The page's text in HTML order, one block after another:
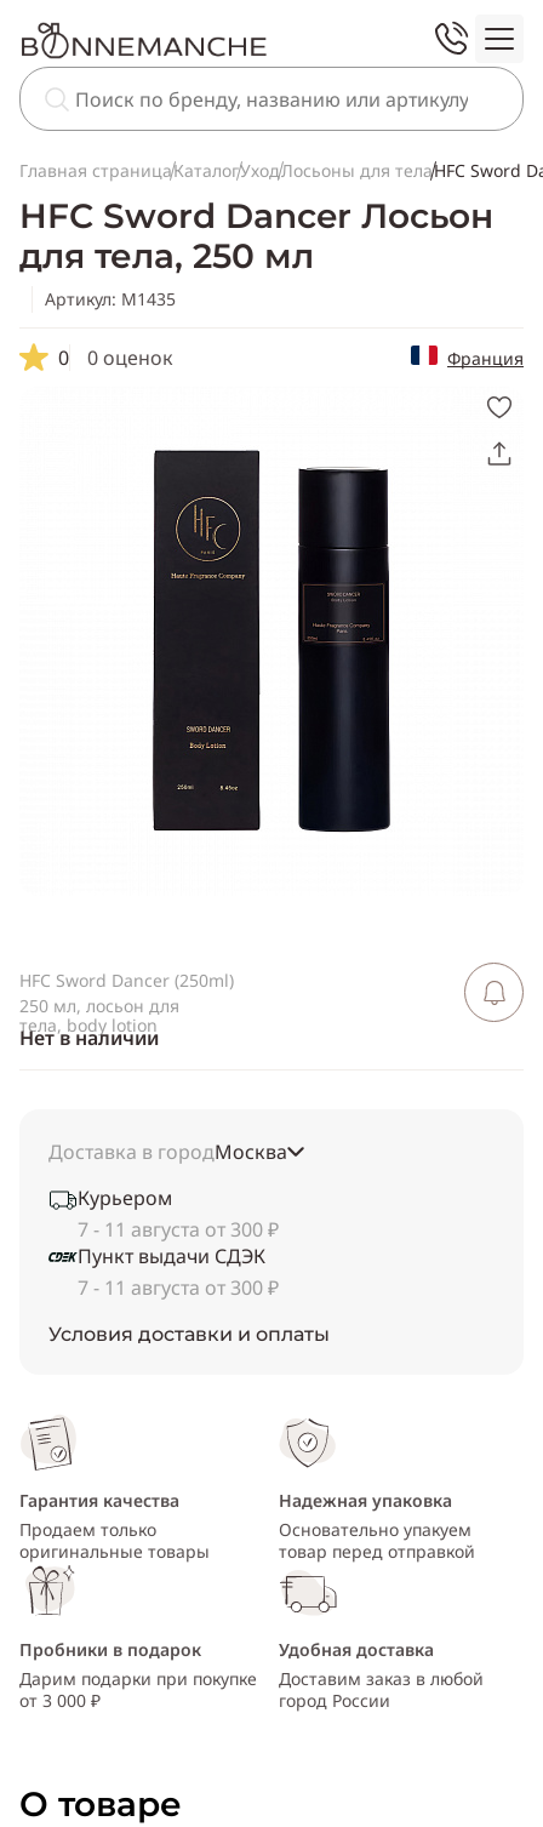
Главная страницаКаталогУходЛосьоны для телаHFC Sword
HFC Sword Dancer Лосьон
для тела, 250 мл
Артикул: M1435
0 0 оценок Франция
Одноклассники
HFC Sword Dancer (250ml)
250 мл, лосьон для
тела, body lotion
Нет в наличии
Сообщить
Доставка в городМосква
Курьером
7 - 11 августа от 300 ₽
Пункт выдачи СДЭК
7 - 11 августа от 300 ₽
Условия доставки и оплаты
Гарантия качества
Продаем только
оригинальные товары
Надежная упаковка
Основательно упакуем
товар перед отправкой
Пробники в подарок
Дарим подарки при покупке
от 3 000 ₽
Удобная доставка
Доставим заказ в любой
город России
О товаре